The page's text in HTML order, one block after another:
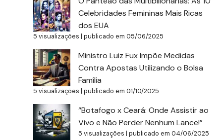
Celebridades Femininas Mais Ricas
dos EUA
5 visualizações |publicado em 05/06/2025
Ministro Luiz Fux Impõe Medidas
Contra Apostas Utilizando o Bolsa
Família
5 visualizações |publicado em 01/10/2025
“Botafogo x Ceará: Onde Assistir ao
Vivo e Não Perder Nenhum Lance!”
5 visualizações |publicado em 04/06/2025